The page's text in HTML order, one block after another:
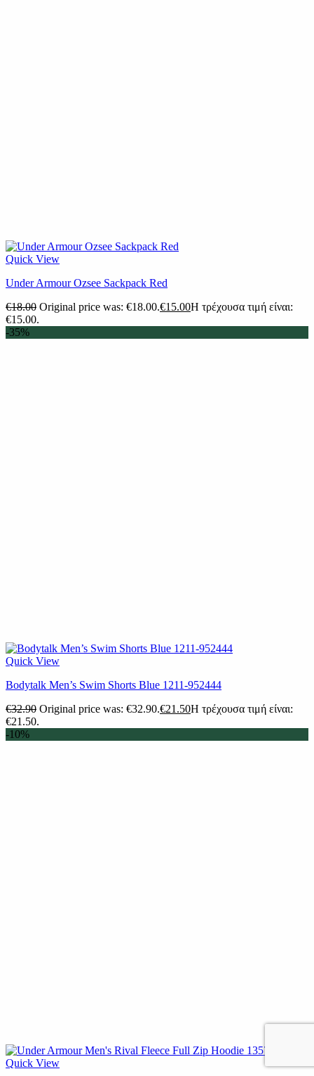
Quick View
Under Armour Ozsee Sackpack Red
€18.00 Original price was: €18.00.€15.00Η τρέχουσα τιμή είναι:
€15.00.
-35%
Quick View
Bodytalk Men’s Swim Shorts Blue 1211-952444
€32.90 Original price was: €32.90.€21.50Η τρέχουσα τιμή είναι:
€21.50.
-10%
Quick View